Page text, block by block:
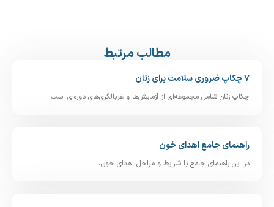
مطالب مرتبط
۷ چکاپ ضروری سلامت برای زنان
چکاپ زنان شامل مجموعه‌ای از آزمایش‌ها و غربالگری‌های دوره‌ای است
راهنمای جامع اهدای خون
در این راهنمای جامع با شرایط و مراحل اهدای خون،